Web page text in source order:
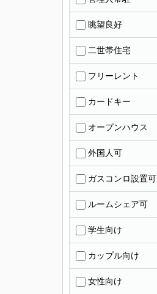
眺望良好
二世帯住宅
フリーレント
カードキー
オープンハウス
外国人可
ガスコンロ設置可
ルームシェア可
学生向け
カップル向け
女性向け